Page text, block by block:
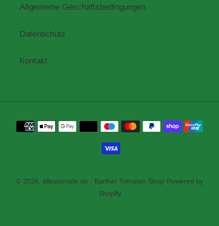
Allgemeine Geschäftsbedingungen
Datenschutz
Kontakt
Zahlungsmethoden
© 2026, allestomate.de - Barther Tomaten Shop Powered by
Shopify